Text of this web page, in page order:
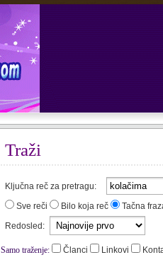
Traži
Ključna reč za pretragu:
Sve reči
Bilo koja reč
Tačna
Redosled:
Samo traženje: Članci Linkovi